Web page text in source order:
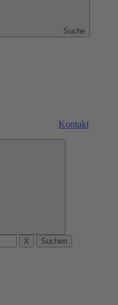
Suche
Kontakt
X Suchen